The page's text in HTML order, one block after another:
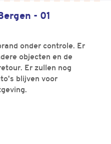
- 01
onder controle. Er
objecten en de
Er zullen nog
blijven voor